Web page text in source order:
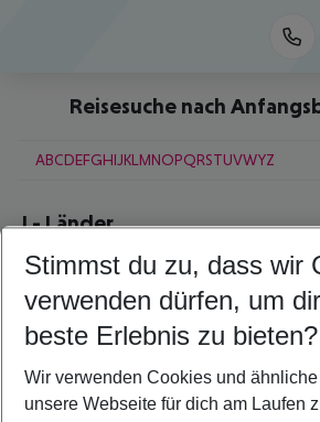
Reisesuche nach
ABCDEFGHIJKL MNOPQRSTUVWYZ
J-Länder
Jamaika
Jerez de la Frontera
Jersey
Stimmst du zu, dass wir
verwenden dürfen, um
beste Erlebnis zu bieten?
Wir verwenden Cookies und
unsere Webseite für dich am Laufen